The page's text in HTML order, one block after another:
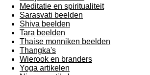
Meditatie en spiritualiteit
Sarasvati beelden
Shiva beelden
Tara beelden
Thaise monniken beelden
Thangka's
Wierook en branders
Yoga artikelen